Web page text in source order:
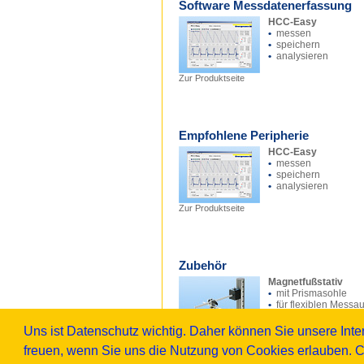
Uns ist Datenschutz wichtig. Daher können Sie unsere
freuen, wenn Sie uns die Nutzung von Cookies erlauben.
Software Messdatenerfassung
Zur Produktseite
HCC-Easy
• messen
• speichern
• analysieren
Empfohlene Peripherie
Zur Produktseite
HCC-Easy
• messen
• speichern
• analysieren
Zubehör
Zur Produktseite
Magnetfußstativ
• mit Prismasohle
• für flexiblen